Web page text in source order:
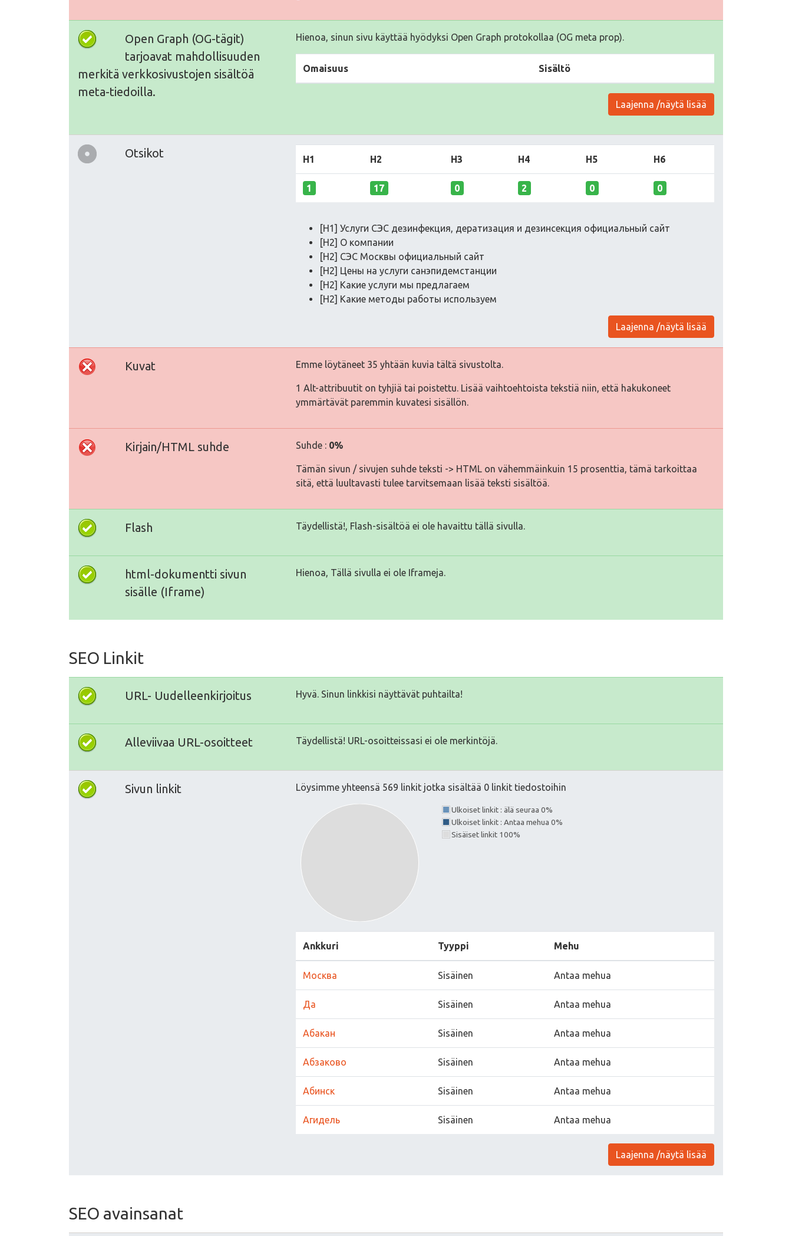
Open Graph (OG-tägit)
tarjoavat mahdollisuuden
merkitä verkkosivustojen sisältöä
meta-tiedoilla.
Hienoa, sinun sivu käyttää hyödyksi Open Graph protokollaa (OG meta prop).
Omaisuus Sisältö
Laajenna /näytä lisää
Otsikot H1 H2 H3 H4 H5 H6
1 17 0 2 0 0
[H1] Услуги СЭС дезинфекция, дератизация и дезинсекция официальный сайт
[H2] О компании
[H2] СЭС Москвы официальный сайт
[H2] Цены на услуги санэпидемстанции
[H2] Какие услуги мы предлагаем
[H2] Какие методы работы используем
Laajenna /näytä lisää
Kuvat Emme löytäneet 35 yhtään kuvia tältä sivustolta.
1 Alt-attribuutit on tyhjiä tai poistettu. Lisää vaihtoehtoista tekstiä niin, että hakukoneet
ymmärtävät paremmin kuvatesi sisällön.
Kirjain/HTML suhde Suhde : 0%
Tämän sivun / sivujen suhde teksti -> HTML on vähemmäinkuin 15 prosenttia, tämä tarkoittaa
sitä, että luultavasti tulee tarvitsemaan lisää teksti sisältöä.
Flash Täydellistä!, Flash-sisältöä ei ole havaittu tällä sivulla.
html-dokumentti sivun
sisälle (Iframe)
Hienoa, Tällä sivulla ei ole Iframeja.
SEO Linkit
URL- Uudelleenkirjoitus Hyvä. Sinun linkkisi näyttävät puhtailta!
Alleviivaa URL-osoitteet Täydellistä! URL-osoitteissasi ei ole merkintöjä.
Sivun linkit Löysimme yhteensä 569 linkit jotka sisältää 0 linkit tiedostoihin
Ulkoiset linkit : älä seuraa 0%
Ulkoiset linkit : Antaa mehua 0%
Sisäiset linkit 100%
Ankkuri Tyyppi Mehu
Москва Sisäinen Antaa mehua
Да Sisäinen Antaa mehua
Абакан Sisäinen Antaa mehua
Абзаково Sisäinen Antaa mehua
Абинск Sisäinen Antaa mehua
Агидель Sisäinen Antaa mehua
Laajenna /näytä lisää
SEO avainsanat